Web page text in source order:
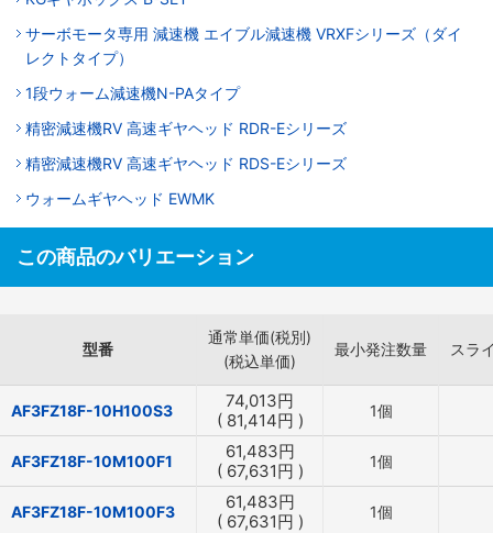
サーボモータ専用 減速機 エイブル減速機 VRXFシリーズ（ダイ
レクトタイプ）
1段ウォーム減速機N-PAタイプ
精密減速機RV 高速ギヤヘッド RDR-Eシリーズ
精密減速機RV 高速ギヤヘッド RDS-Eシリーズ
ウォームギヤヘッド EWMK
この商品のバリエーション
型番
通常単価(税別)
(税込単価)
最小発注数量 スラ
AF3FZ18F-10H100S3 74,013円
( 81,414円 ) 1個
AF3FZ18F-10M100F1 61,483円
( 67,631円 ) 1個
AF3FZ18F-10M100F3 61,483円
( 67,631円 ) 1個